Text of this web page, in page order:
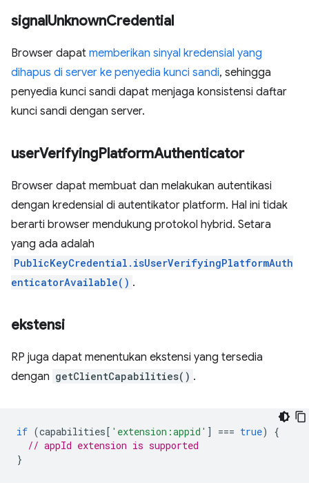
signalUnknownCredential
Browser dapat memberikan sinyal kredensial yang
dihapus di server ke penyedia kunci sandi, sehingga
penyedia kunci sandi dapat menjaga konsistensi daftar
kunci sandi dengan server.
userVerifyingPlatformAuthenticator
Browser dapat membuat dan melakukan autentikasi
dengan kredensial di autentikator platform. Hal ini tidak
berarti browser mendukung protokol hybrid. Setara
yang ada adalah
PublicKeyCredential.isUserVerifyingPlatformAuth
enticatorAvailable() .
ekstensi
RP juga dapat menentukan ekstensi yang tersedia
dengan getClientCapabilities() .
if (capabilities[ 'extension:appid' ] === true)
{
// appId extension is supported
}